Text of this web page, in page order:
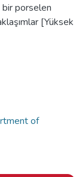
porselen
[Yüksek
of